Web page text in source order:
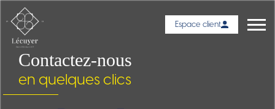
Espace client
Contactez-nous
en quelques clics